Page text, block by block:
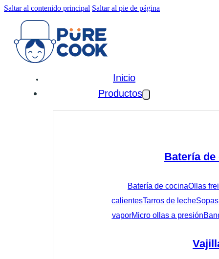
Saltar al contenido principal Saltar al pie de página
Inicio
Productos
Batería de
Batería de cocinaOllas
calientesTarros de leche
vaporMicro ollas a presión